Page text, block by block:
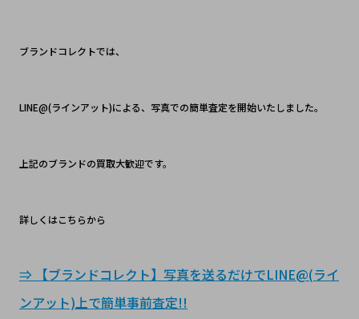
ブランドコレクトでは、
LINE@(ラインアット)による、写真での簡単査定を開始いたしました。
上記のブランドの買取大歓迎です。
詳しくはこちらから
⇒ 【ブランドコレクト】写真を送るだけでLINE@(ライ
ンアット)上で簡単事前査定!!